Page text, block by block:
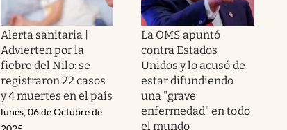
Alerta sanitaria |
Advierten por la
fiebre del Nilo: se
registraron 22 casos
y 4 muertes en el país
lunes, 06 de Octubre de
La OMS apuntó
contra Estados
Unidos y lo acusó de
estar difundiendo
una "grave
enfermedad" en todo
el mundo